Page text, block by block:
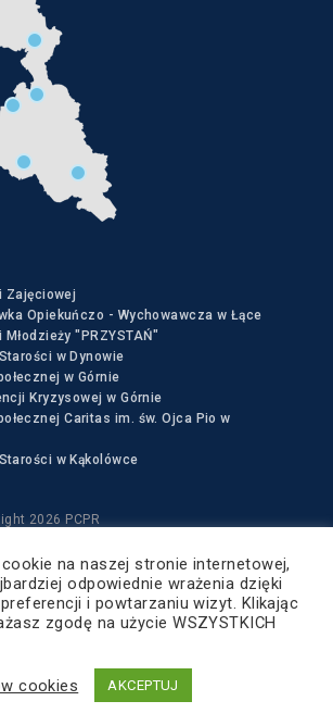
Zajęciowej
Opiekuńczo - Wychowawcza w Łące
"PRZYSTAŃ"
w Dynowie
w Górnie
Kryzysowej w Górnie
Caritas im. św. Ojca Pio w
w Kąkolówce
2026 PCPR
Projekt i wykonanie:
ZETO-RZESZÓW Sp. z o.o.
na naszej stronie internetowej,
odpowiednie wrażenia dzięki
i powtarzaniu wizyt. Klikając
zgodę na użycie WSZYSTKICH
cookies AKCEPTUJ